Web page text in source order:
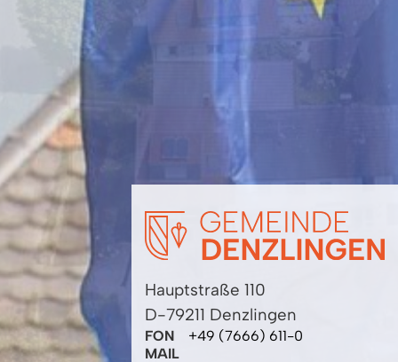
Hauptstraße 110
D-79211 Denzlingen
FON
+49 (7666) 611-0
MAIL